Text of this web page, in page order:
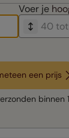
Voer je
een prijs
binnen